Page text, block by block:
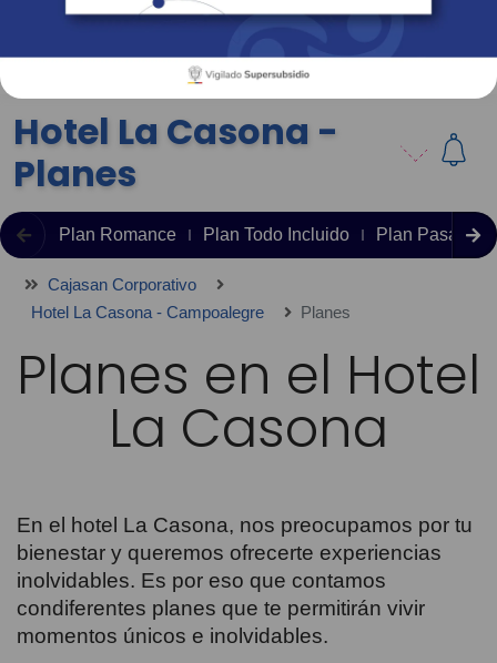
Revista Fácil Vivir
Sedes Directorio Servicios En Línea
Hotel La Casona -
Planes
Plan Romance Plan Todo Incluido Plan Pasadía
Cajasan Corporativo
Hotel La Casona - Campoalegre
Planes
Planes en el Hotel
La Casona
En el hotel La Casona, nos preocupamos por tu
bienestar y queremos ofrecerte experiencias
inolvidables. Es por eso que contamos
condiferentes planes que te permitirán vivir
momentos únicos e inolvidables.